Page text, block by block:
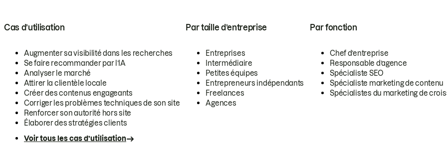
Cas d’utilisation
Augmenter sa visibilité dans les recherches
Se faire recommander par l’IA
Analyser le marché
Attirer la clientèle locale
Créer des contenus engageants
Corriger les problèmes techniques de son site
Renforcer son autorité hors site
Élaborer des stratégies clients
Voir tous les cas d’utilisation
Par taille d’entreprise
Entreprises
Intermédiaire
Petites équipes
Entrepreneurs indépendants
Freelances
Agences
Par fonction
Chef d’entreprise
Responsable d’agence
Spécialiste SEO
Spécialiste marketing de contenu
Spécialistes du marketing de